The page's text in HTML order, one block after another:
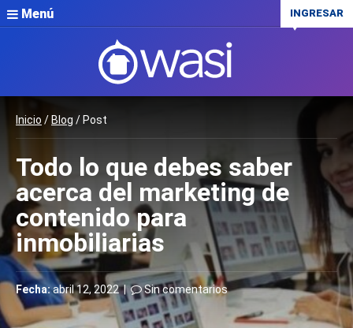
Menú INGRESAR
Inicio / Blog / Post
Todo lo que debes saber
acerca del marketing de
contenido para
inmobiliarias
Fecha:abril 12, 2022 | Sin comentarios